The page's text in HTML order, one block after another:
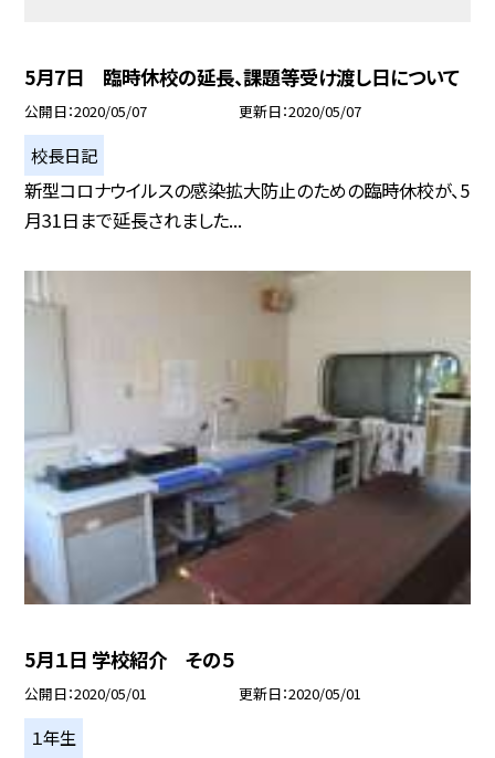
5月7日 臨時休校の延長、課題等受け渡し日について
公開日 2020/05/07 更新日 2020/05/07
校長日記
新型コロナウイルスの感染拡大防止のための臨時休校が、5
月31日まで延長されました...
5月１日 学校紹介 その５
公開日 2020/05/01 更新日 2020/05/01
１年生